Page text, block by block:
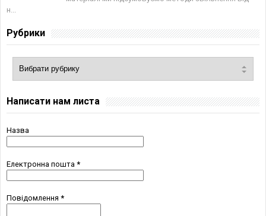
н...
Рубрики
Написати нам листа
Назва
Електронна пошта *
Повідомлення *